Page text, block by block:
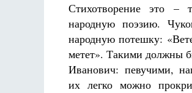
Стихотворение это –
народную поэзию.
народную потешку:
метет». Такими должны
Иванович: певучими,
их легко можно